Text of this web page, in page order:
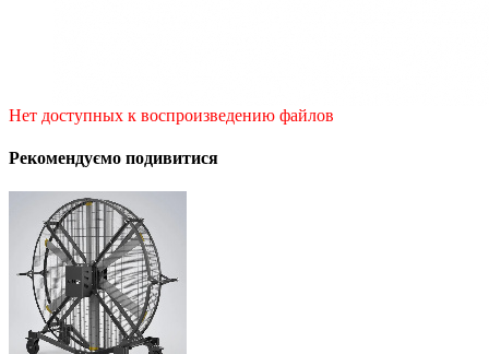
Нет доступных к воспроизведению файлов
Рекомендуємо подивитися